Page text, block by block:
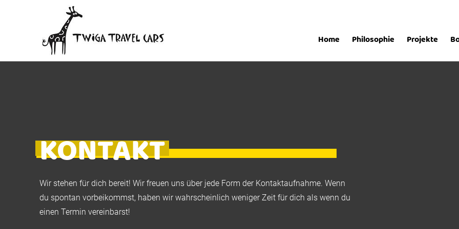
Home Philosophie Projekte
KONTAKT
Wir stehen für dich bereit! Wir freuen uns über jede Form der Kontaktaufnahme. Wenn
du spontan vorbeikommst, haben wir wahrscheinlich weniger Zeit für dich als wenn du
einen Termin vereinbarst!